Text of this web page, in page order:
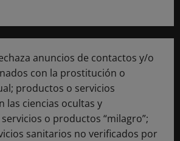
anuncios de contactos y/o
con la prostitución o
productos o servicios
las ciencias ocultas y
o productos “milagro”;
sanitarios no verificados por